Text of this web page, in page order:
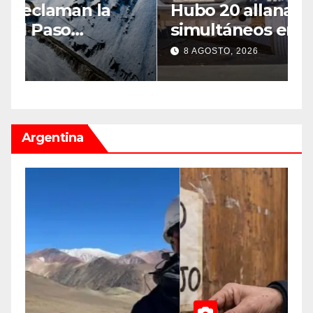
Hubo 20 allanamientos
simultáneos en la triple
frontera de Luján, Maipú y
Godoy Cruz
8 AGOSTO, 2026
Argentina